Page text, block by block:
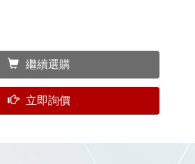
繼續選購
立即詢價